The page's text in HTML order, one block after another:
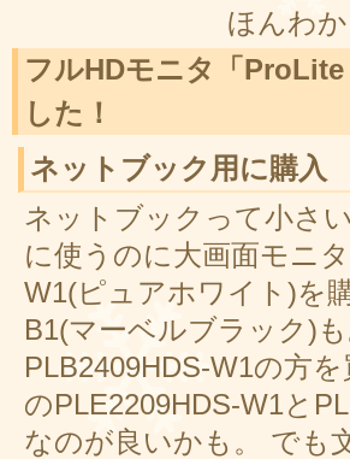
ほんわか
フルHDモニタ「
した！
ネットブック用に購入
ネットブックって小さ
に使うのに大画面モニ
W1(ピュアホワイト)を
B1(マーベルブラック)
PLB2409HDS-W1の方
のPLE2209HDS-W1と
なのが良いかも。 でも